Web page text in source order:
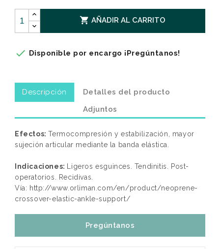
 AÑADIR AL CARRITO
 Disponible por encargo ¡Pregúntanos!
Descripción
Detalles del producto
Adjuntos
Efectos:Termocompresión y estabilización, mayor
sujeción articular mediante la banda elástica.
Indicaciones:
Ligeros esguinces. Tendinitis. Post-
operatorios. Recidivas.
Vía: http://www.orliman.com/en/product/neoprene-
crossover-elastic-ankle-support/
Pregúntanos